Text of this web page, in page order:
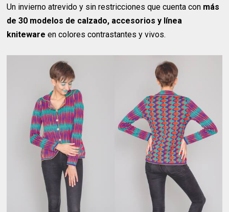
Un invierno atrevido y sin restricciones que cuenta con más
de 30 modelos de calzado, accesorios y línea
kniteware en colores contrastantes y vivos.